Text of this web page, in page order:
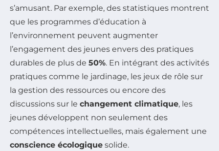
s’amusant. Par exemple, des statistiques montrent
que les programmes d’éducation à
l’environnement peuvent augmenter
l’engagement des jeunes envers des pratiques
durables de plus de 50%. En intégrant des activités
pratiques comme le jardinage, les jeux de rôle sur
la gestion des ressources ou encore des
discussions sur le changement climatique, les
jeunes développent non seulement des
compétences intellectuelles, mais également une
conscience écologique solide.